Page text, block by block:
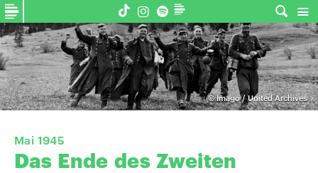
©Imago / United Archives
Mai 1945
Das Ende des Zweiten